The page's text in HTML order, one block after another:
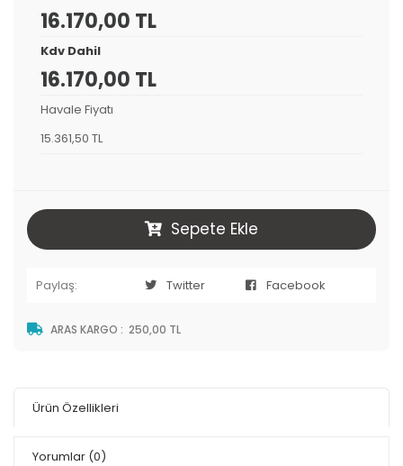
16.170,00 TL
Kdv Dahil
16.170,00 TL
Havale Fiyatı
15.361,50 TL
Sepete Ekle
Paylaş: Twitter Facebook
ARAS KARGO : 250,00 TL
Ürün Özellikleri
Yorumlar (0)